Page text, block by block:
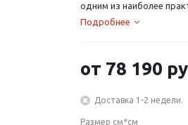
одним из наиболее
и комфортной
вкусе ее владельца.
Подробнее
от 78 190
Доставка 1-2 недели.
Размер см*см